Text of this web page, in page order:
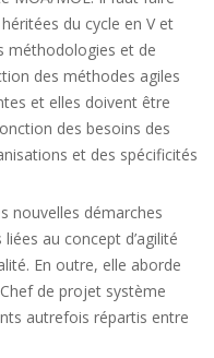
du cycle en V et
méthodologies et de
des méthodes agiles
et elles doivent être
des besoins des
et des spécificités
nouvelles démarches
au concept d’agilité
En outre, elle aborde
de projet système
autrefois répartis entre